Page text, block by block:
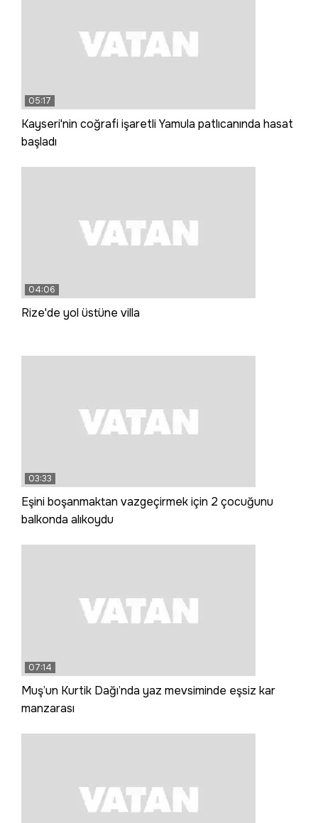
05:17
Kayseri'nin coğrafi işaretli Yamula patlıcanında hasat
başladı
04:06
Rize'de yol üstüne villa
03:33
Eşini boşanmaktan vazgeçirmek için 2 çocuğunu
balkonda alıkoydu
07:14
Muş’un Kurtik Dağı’nda yaz mevsiminde eşsiz kar
manzarası